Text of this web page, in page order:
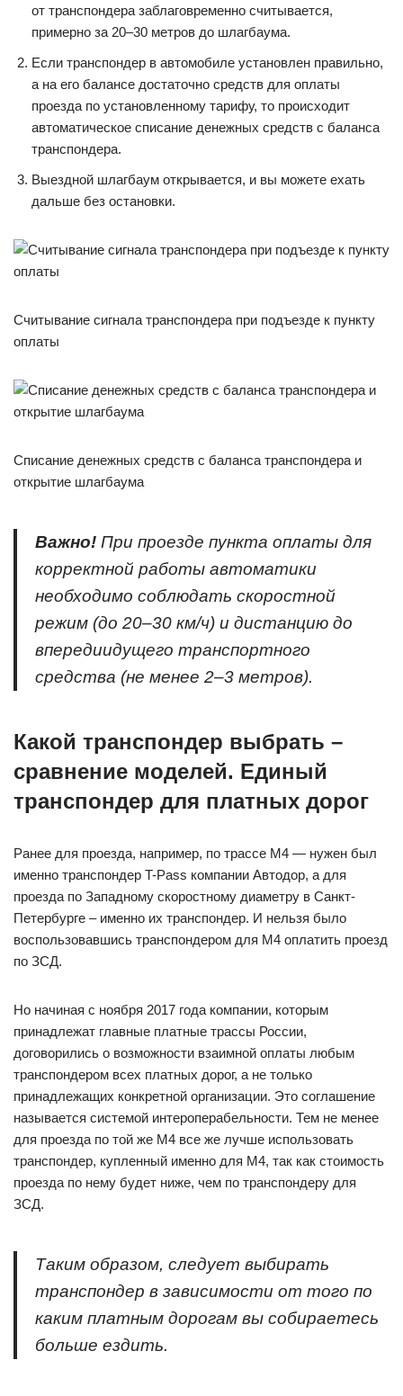
от транспондера заблаговременно считывается,
примерно за 20–30 метров до шлагбаума.
Если транспондер в автомобиле установлен правильно,
а на его балансе достаточно средств для оплаты
проезда по установленному тарифу, то происходит
автоматическое списание денежных средств с баланса
транспондера.
Выездной шлагбаум открывается, и вы можете ехать
дальше без остановки.
Считывание сигнала транспондера при подъезде к пункту
оплаты
Списание денежных средств с баланса транспондера и
открытие шлагбаума
Важно! При проезде пункта оплаты для
корректной работы автоматики
необходимо соблюдать скоростной
режим (до 20–30 км/ч) и дистанцию до
впередиидущего транспортного
средства (не менее 2–3 метров).
Какой транспондер выбрать –
сравнение моделей. Единый
транспондер для платных дорог
Ранее для проезда, например, по трассе М4 — нужен был
именно транспондер T-Pass компании Автодор, а для
проезда по Западному скоростному диаметру в Санкт-
Петербурге – именно их транспондер. И нельзя было
воспользовавшись транспондером для М4 оплатить проезд
по ЗСД.
Но начиная с ноября 2017 года компании, которым
принадлежат главные платные трассы России,
договорились о возможности взаимной оплаты любым
транспондером всех платных дорог, а не только
принадлежащих конкретной организации. Это соглашение
называется системой интероперабельности. Тем не менее
для проезда по той же М4 все же лучше использовать
транспондер, купленный именно для М4, так как стоимость
проезда по нему будет ниже, чем по транспондеру для
ЗСД.
Таким образом, следует выбирать
транспондер в зависимости от того по
каким платным дорогам вы собираетесь
больше ездить.